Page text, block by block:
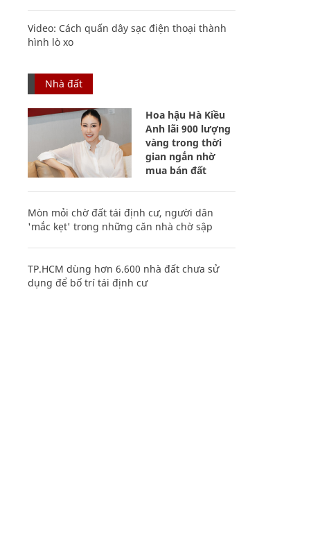
Video: Cách quấn dây sạc điện thoại thành
hình lò xo
Nhà đất
Hoa hậu Hà Kiều
Anh lãi 900 lượng
vàng trong thời
gian ngắn nhờ
mua bán đất
Mòn mỏi chờ đất tái định cư, người dân
'mắc kẹt' trong những căn nhà chờ sập
TP.HCM dùng hơn 6.600 nhà đất chưa sử
dụng để bố trí tái định cư